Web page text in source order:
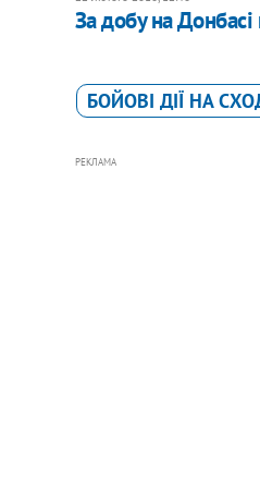
За добу на
БОЙОВІ ДІЇ НА
РЕКЛАМА